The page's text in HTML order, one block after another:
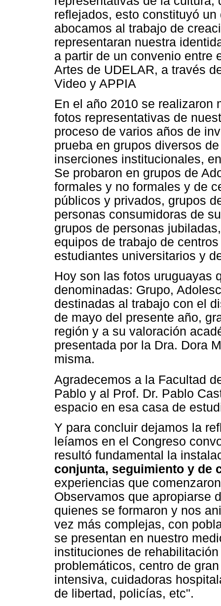
reflejados, esto constituyó
abocamos al trabajo de
representaran nuestra
a partir de un convenio entre
Artes de UDELAR, a través
Video y APPIA
En el año 2010 se realizaron
fotos representativas de
proceso de varios años de
prueba en grupos diversos
inserciones institucionales,
Se probaron en grupos de
formales y no formales y de
públicos y privados, grupos
personas consumidoras de
grupos de personas
equipos de trabajo de
estudiantes universitarios y
Hoy son las fotos uruguayas
denominadas: Grupo,
destinadas al trabajo con el
de mayo del presente año,
región y a su valoración
presentada por la Dra. Dora
misma.
Agradecemos a la Facultad
Pablo y al Prof. Dr. Pablo
espacio en esa casa de
Y para concluir dejamos la
leíamos en el Congreso
resultó fundamental la
conjunta, seguimiento y de
experiencias que
Observamos que apropiarse
quienes se formaron y nos
vez más complejas, con
se presentan en nuestro
instituciones de
problemáticos, centro de
intensiva, cuidadoras
de libertad, policías, etc".